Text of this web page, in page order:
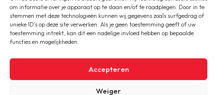
om informatie over je apparaat op te slaan en/of te raadplegen. Door in te
stemmen met deze technologieën kunnen wij gegevens zoals surfgedrag of
unieke ID's op deze site verwerken. Als je geen toestemming geeft of uw
toestemming intrekt, kan dit een nadelige invloed hebben op bepaalde
functies en mogelijkheden.
Accepteren
Weiger
Copyright © 2020-2026 AFC
Privacybeleid